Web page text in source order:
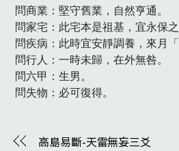
問商業：堅守舊業，自然亨通。
問家宅：此宅本是祖基，宜永保之
問疾病：此時宜安靜調養，來月「
問行人：一時未歸，在外無咎。
問六甲：生男。
問失物：必可復得。
高島易斷-天雷無妄三爻